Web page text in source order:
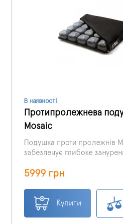
В наявності
Протипролежнева
Mosaic
Подушка проти пролежнів
забезпечує глибоке
5999 грн
Купити